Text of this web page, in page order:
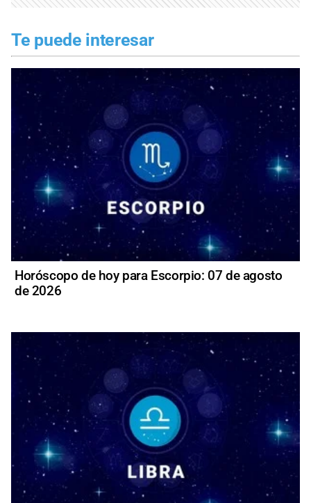
Te puede interesar
Horóscopo de hoy para Escorpio: 07 de agosto
de 2026